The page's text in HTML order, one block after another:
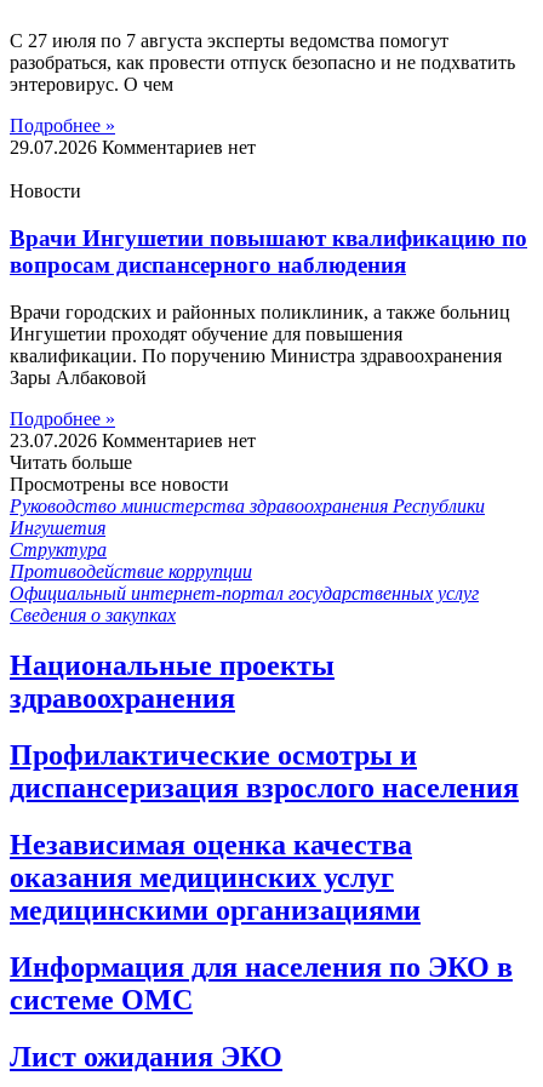
С 27 июля по 7 августа эксперты ведомства помогут
разобраться, как провести отпуск безопасно и не подхватить
энтеровирус. О чем
Подробнее »
29.07.2026 Комментариев нет
Новости
Врачи Ингушетии повышают квалификацию по
вопросам диспансерного наблюдения
Врачи городских и районных поликлиник, а также больниц
Ингушетии проходят обучение для повышения
квалификации. По поручению Министра здравоохранения
Зары Албаковой
Подробнее »
23.07.2026 Комментариев нет
Читать больше
Просмотрены все новости
Руководство министерства здравоохранения Республики
Ингушетия
Структура
Противодействие коррупции
Официальный интернет-портал государственных услуг
Сведения о закупках
Национальные проекты
здравоохранения
Профилактические осмотры и
диспансеризация взрослого населения
Независимая оценка качества
оказания медицинских услуг
медицинскими организациями
Информация для населения по ЭКО в
системе ОМС
Лист ожидания ЭКО